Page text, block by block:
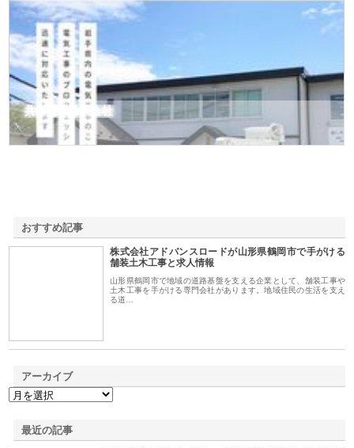
共和電気株式会社
おすすめ記事
株式会社アドバンスロードが山形県鶴岡市で手がける
舗装土木工事と求人情報
山形県鶴岡市で地域の道路基盤を支える企業として、舗装工事や
土木工事を手がける専門会社があります。地域住民の生活を支え
る道…
アーカイブ
最近の記事